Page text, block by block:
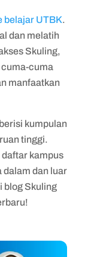
belajar UTBK.
dan melatih
Skuling,
cuma
manfaatkan
kumpulan
tinggi.
kampus
dalam dan luar
blog Skuling